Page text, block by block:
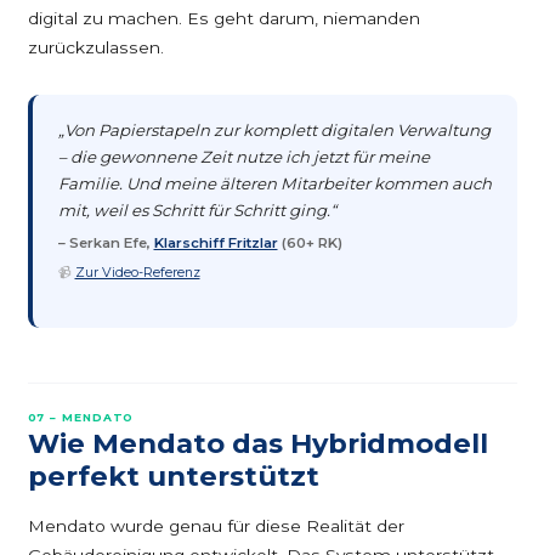
digital zu machen. Es geht darum, niemanden
zurückzulassen.
„Von Papierstapeln zur komplett digitalen Verwaltung
– die gewonnene Zeit nutze ich jetzt für meine
Familie. Und meine älteren Mitarbeiter kommen auch
mit, weil es Schritt für Schritt ging.“
– Serkan Efe, Klarschiff Fritzlar(60+ RK)
📹 Zur Video-Referenz
07 – MENDATO
Wie Mendato das Hybridmodell
perfekt unterstützt
Mendato wurde genau für diese Realität der